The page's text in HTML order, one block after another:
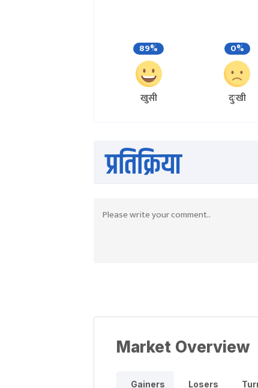
89%
खुसी
0%
दुःखी
प्रतिक्रिया